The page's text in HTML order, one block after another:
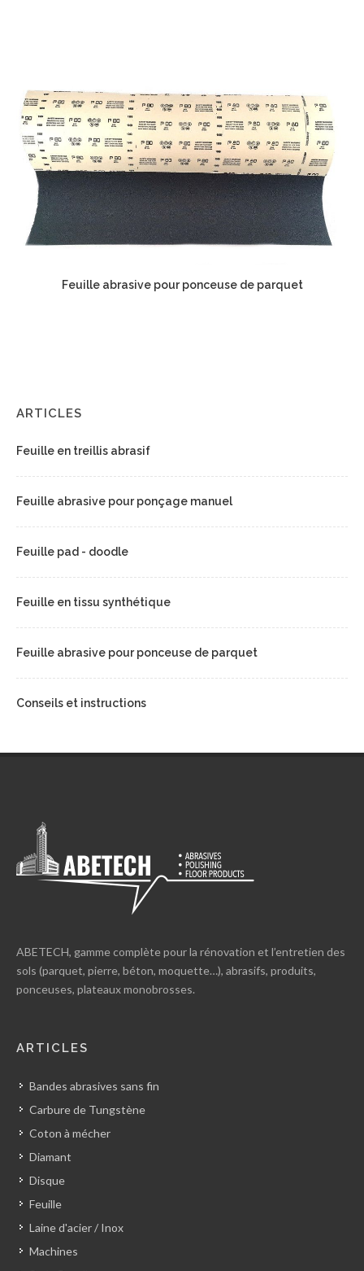
Feuille abrasive pour ponceuse de parquet
ARTICLES
Feuille en treillis abrasif
Feuille abrasive pour ponçage manuel
Feuille pad - doodle
Feuille en tissu synthétique
Feuille abrasive pour ponceuse de parquet
Conseils et instructions
ABETECH, gamme complète pour la rénovation et l’entretien des
sols (parquet, pierre, béton, moquette…), abrasifs, produits,
ponceuses, plateaux monobrosses.
ARTICLES
Bandes abrasives sans fin
Carbure de Tungstène
Coton à mécher
Diamant
Disque
Feuille
Laine d'acier / Inox
Machines